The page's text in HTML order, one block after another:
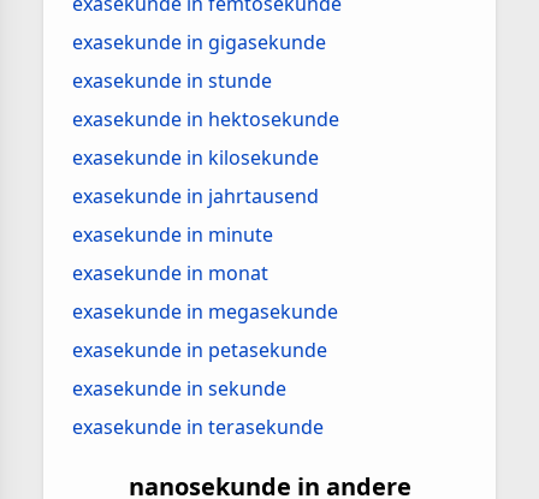
exasekunde in gigasekunde
exasekunde in stunde
exasekunde in hektosekunde
exasekunde in kilosekunde
exasekunde in jahrtausend
exasekunde in minute
exasekunde in monat
exasekunde in megasekunde
exasekunde in petasekunde
exasekunde in sekunde
exasekunde in terasekunde
nanosekunde in andere